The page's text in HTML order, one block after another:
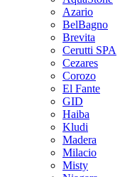
Azario
BelBagno
Brevita
Cerutti SPA
Cezares
Corozo
El Fante
GID
Haiba
Kludi
Madera
Milacio
Misty